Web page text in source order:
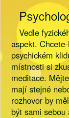
Vedle
aspekt.
psychickém
místnosti si
meditace.
mají stejné
rozhovor by
být sami